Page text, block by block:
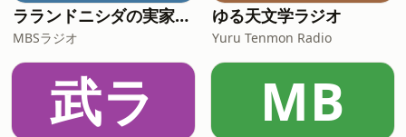
ラランドニシダの実家には帰らない
MBSラジオ
ゆる天文学ラジオ
Yuru Tenmon Radio
武ラ MB